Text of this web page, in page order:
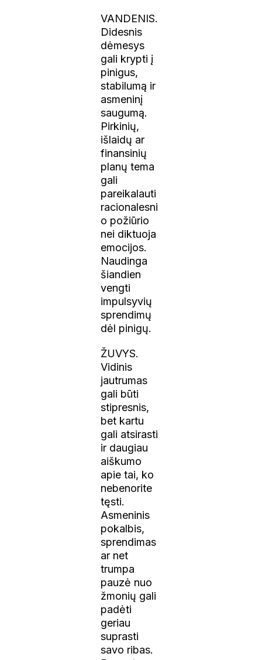
VANDENIS.
Didesnis
dėmesys
gali krypti į
pinigus,
stabilumą ir
asmeninį
saugumą.
Pirkinių,
išlaidų ar
finansinių
planų tema
gali
pareikalauti
racionalesni
o požiūrio
nei diktuoja
emocijos.
Naudinga
šiandien
vengti
impulsyvių
sprendimų
dėl pinigų.
ŽUVYS.
Vidinis
jautrumas
gali būti
stipresnis,
bet kartu
gali atsirasti
ir daugiau
aiškumo
apie tai, ko
nebenorite
tęsti.
Asmeninis
pokalbis,
sprendimas
ar net
trumpa
pauzė nuo
žmonių gali
padėti
geriau
suprasti
savo ribas.